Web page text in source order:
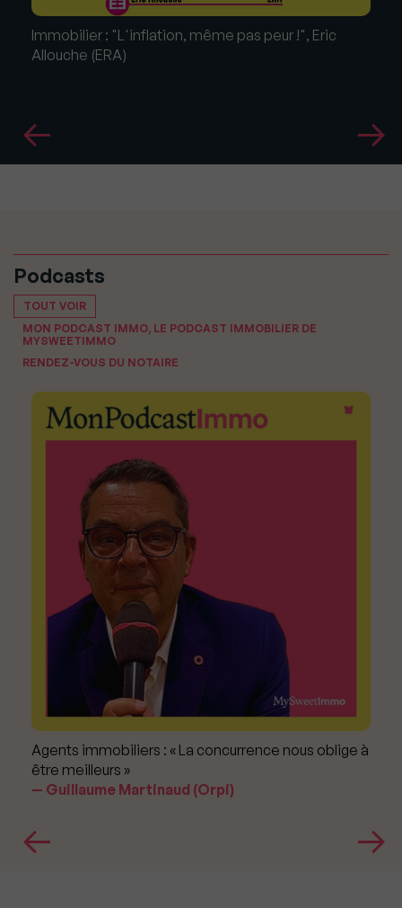
Immobilier : "L'inflation, même pas peur !", Eric
Allouche (ERA)
Podcasts
TOUT VOIR
MON PODCAST IMMO, LE PODCAST IMMOBILIER DE
MYSWEETIMMO
RENDEZ-VOUS DU NOTAIRE
Agents immobiliers : « La concurrence nous oblige à
être meilleurs »
Guillaume Martinaud (Orpi)